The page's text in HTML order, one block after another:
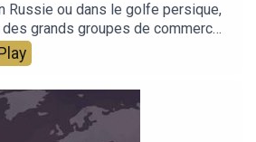
Russie ou dans le golfe persique,
grands groupes de commerce
visés. Pourquoi une telle
ce que cela dit de la guerre en
de Jean-Baptiste Noé
Play